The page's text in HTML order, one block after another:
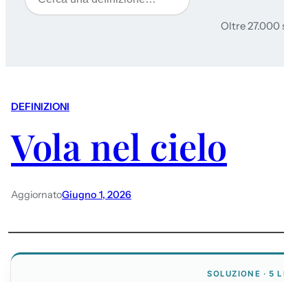
Oltre 27.000
DEFINIZIONI
Vola nel cielo
AggiornatoGiugno 1, 2026
SOLUZIONE · 5